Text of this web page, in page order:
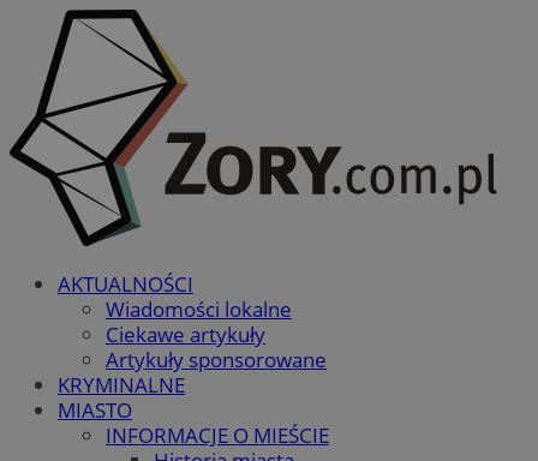
AKTUALNOŚCI
Wiadomości lokalne
Ciekawe artykuły
Artykuły sponsorowane
KRYMINALNE
MIASTO
INFORMACJE O MIEŚCIE